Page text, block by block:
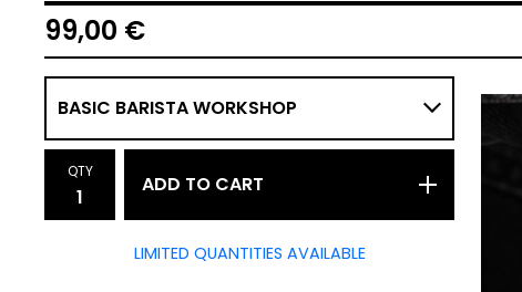
99,00 €
QTY
ADD TO CART
LIMITED QUANTITIES AVAILABLE